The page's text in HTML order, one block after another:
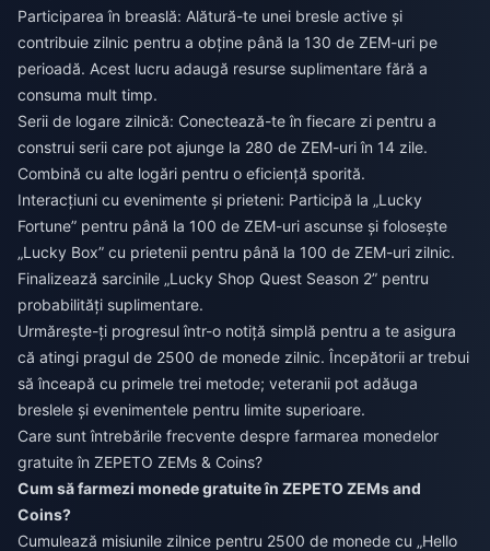
Participarea în breaslă: Alătură-te unei bresle active și
contribuie zilnic pentru a obține până la 130 de ZEM-uri pe
perioadă. Acest lucru adaugă resurse suplimentare fără a
consuma mult timp.
Serii de logare zilnică: Conectează-te în fiecare zi pentru a
construi serii care pot ajunge la 280 de ZEM-uri în 14 zile.
Combină cu alte logări pentru o eficiență sporită.
Interacțiuni cu evenimente și prieteni: Participă la „Lucky
Fortune” pentru până la 100 de ZEM-uri ascunse și folosește
„Lucky Box” cu prietenii pentru până la 100 de ZEM-uri zilnic.
Finalizează sarcinile „Lucky Shop Quest Season 2” pentru
probabilități suplimentare.
Urmărește-ți progresul într-o notiță simplă pentru a te asigura
că atingi pragul de 2500 de monede zilnic. Începătorii ar trebui
să înceapă cu primele trei metode; veteranii pot adăuga
breslele și evenimentele pentru limite superioare.
Care sunt întrebările frecvente despre farmarea monedelor
gratuite în ZEPETO ZEMs & Coins?
Cum să farmezi monede gratuite în ZEPETO ZEMs and
Coins?
Cumulează misiunile zilnice pentru 2500 de monede cu „Hello